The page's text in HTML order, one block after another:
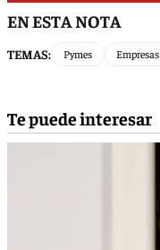
EN ESTA NOTA
TEMAS: Pymes Empresas